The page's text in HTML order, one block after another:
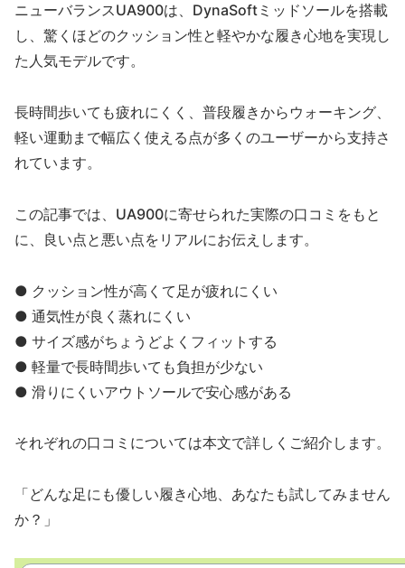
ニューバランスUA900は、DynaSoftミッドソールを搭載
し、驚くほどのクッション性と軽やかな履き心地を実現し
た人気モデルです。
長時間歩いても疲れにくく、普段履きからウォーキング、
軽い運動まで幅広く使える点が多くのユーザーから支持さ
れています。
この記事では、UA900に寄せられた実際の口コミをもと
に、良い点と悪い点をリアルにお伝えします。
● クッション性が高くて足が疲れにくい
● 通気性が良く蒸れにくい
● サイズ感がちょうどよくフィットする
● 軽量で長時間歩いても負担が少ない
● 滑りにくいアウトソールで安心感がある
それぞれの口コミについては本文で詳しくご紹介します。
「どんな足にも優しい履き心地、あなたも試してみません
か？」